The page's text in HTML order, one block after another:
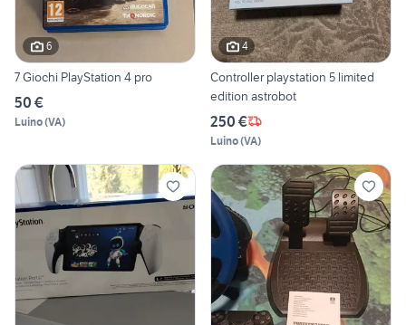
6
7 Giochi PlayStation 4 pro
50 €
Luino(VA)
4
Controller playstation 5 limited
edition astrobot
250 €
Luino(VA)